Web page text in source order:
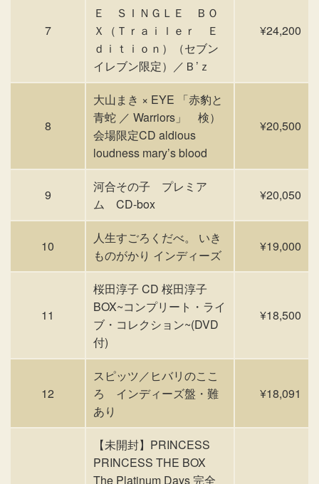
7
Ｅ ＳＩＮＧＬＥ ＢＯ
Ｘ（Ｔｒａｉｌｅｒ Ｅ
ｄｉｔｉｏｎ）（セブン
イレブン限定）／Ｂ’ｚ
¥24,200
8
大山まき × EYE 「赤豹と
青蛇 ／ Warriors」 検）
会場限定CD aldious
loudness mary’s blood
¥20,500
9
河合その子 プレミア
ム CD-box
¥20,050
10
人生すごろくだべ。 いき
ものがかり インディーズ
¥19,000
11
桜田淳子 CD 桜田淳子
BOX~コンプリート・ライ
ブ・コレクション~(DVD
付)
¥18,500
12
スピッツ／ヒバリのここ
ろ インディーズ盤・難
あり
¥18,091
【未開封】PRINCESS
PRINCESS THE BOX
The Platinum Days 完全